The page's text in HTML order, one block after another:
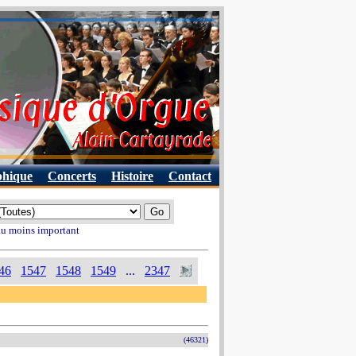
Concerts Histoire Contact
moins important
1547 1548 1549 ... 2347
(46321)